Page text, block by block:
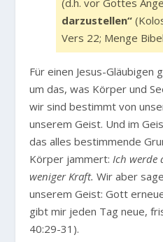
(d.h. vor Gottes
darzustellen“
Vers 22; Menge
Für einen Jesus-Gläubigen
um das, was Körper und
wir sind bestimmt von
unserem Geist. Und im
das alles bestimmende
Körper jammert: Ich werde
weniger Kraft. Wir aber
unserem Geist: Gott
gibt mir jeden Tag neue,
40:29-31).